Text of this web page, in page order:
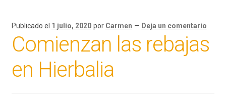
Publicado el 1 julio, 2020 por Carmen — Deja un comentario
Comienzan las rebajas
en Hierbalia